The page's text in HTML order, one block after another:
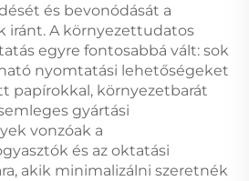
és bevonódását a
iránt. A környezettudatos
egyre fontosabbá vált: sok
nyomtatási lehetőségeket
papírokkal, környezetbarát
gyártási
vonzóak a
és az oktatási
akik minimalizálni szeretnék